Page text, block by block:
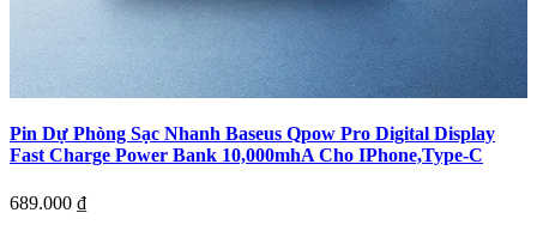
Pin Dự Phòng Sạc Nhanh Baseus Qpow Pro Digital Display
Fast Charge Power Bank 10,000mhA Cho IPhone,Type-C
689.000 ₫